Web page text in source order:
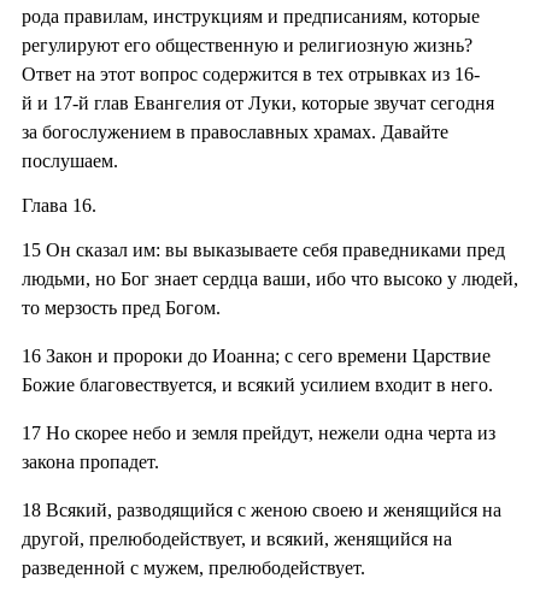
рода правилам, инструкциям и предписаниям, которые
регулируют его общественную и религиозную жизнь?
Ответ на этот вопрос содержится в тех отрывках из 16-
й и 17-й глав Евангелия от Луки, которые звучат сегодня
за богослужением в православных храмах. Давайте
послушаем.
Глава 16.
15 Он сказал им: вы выказываете себя праведниками пред
людьми, но Бог знает сердца ваши, ибо что высоко у людей,
то мерзость пред Богом.
16 Закон и пророки до Иоанна; с сего времени Царствие
Божие благовествуется, и всякий усилием входит в него.
17 Но скорее небо и земля прейдут, нежели одна черта из
закона пропадет.
18 Всякий, разводящийся с женою своею и женящийся на
другой, прелюбодействует, и всякий, женящийся на
разведенной с мужем, прелюбодействует.